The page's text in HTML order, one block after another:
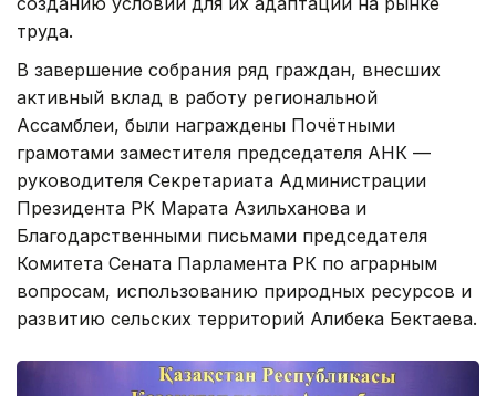
труда.
В завершение собрания ряд граждан, внесших
активный вклад в работу региональной
Ассамблеи, были награждены Почётными
грамотами заместителя председателя АНК —
руководителя Секретариата Администрации
Президента РК Марата Азильханова и
Благодарственными письмами председателя
Комитета Сената Парламента РК по аграрным
вопросам, использованию природных ресурсов и
развитию сельских территорий Алибека Бектаева.